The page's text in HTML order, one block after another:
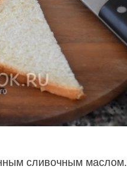
сливочным маслом.